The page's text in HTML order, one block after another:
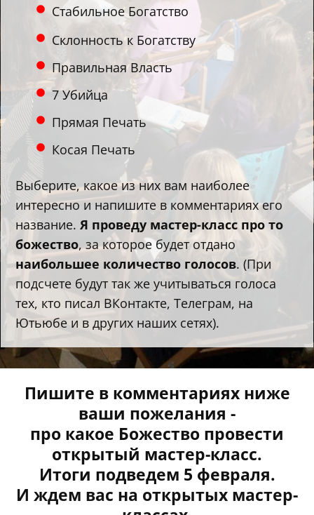
Стабильное Богатство
Склонность к Богатству
Правильная Власть
7 Убийца
Прямая Печать
Косая Печать
Выберите, какое из них вам наиболее
интересно и напишите в комментариях его
название. Я проведу мастер-класс про то
божество, за которое будет отдано
наибольшее количество голосов. (При
подсчете будут так же учитываться голоса
тех, кто писал ВКонтакте, Телеграм, на
Ютьюбе и в других наших сетях).
Пишите в комментариях ниже
ваши пожелания -
про какое Божество провести
открытый мастер-класс.
Итоги подведем 5 февраля.
И ждем вас на открытых мастер-